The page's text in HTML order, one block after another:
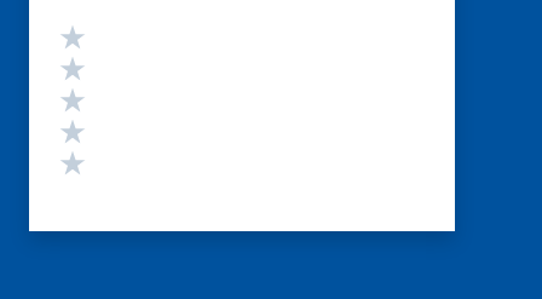
Valutazione